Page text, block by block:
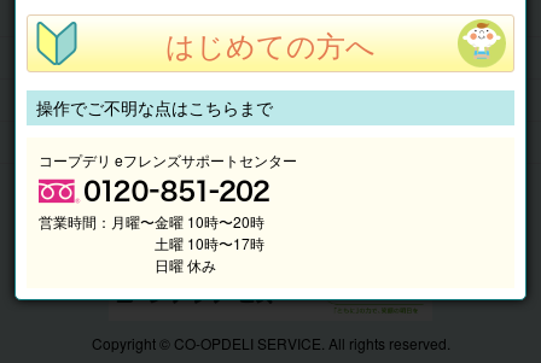
くらしのサービス
このサイトの使い方
マイページ
Copyright © CO-OPDELI SERVICE. All rights reserved.
はじめての方へ
操作でご不明な点はこちらまで
コープデリ eフレンズサポートセンター
営業時間： 月曜〜金曜 10時〜20時
土曜 10時〜17時
日曜 休み